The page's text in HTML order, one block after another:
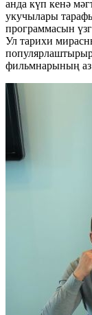
анда күп кенә
укучылары
программасын
Ул тарихи
фильмнарының